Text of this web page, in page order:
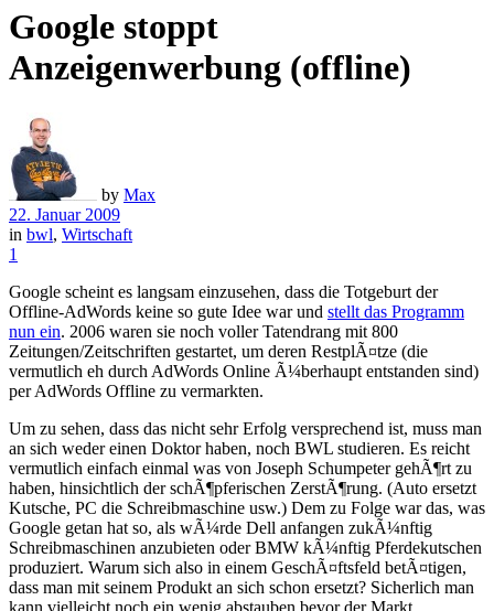
Google stoppt
Anzeigenwerbung (offline)
by Max
22. Januar 2009
in bwl, Wirtschaft
1
Google scheint es langsam einzusehen, dass die Totgeburt der
Offline-AdWords keine so gute Idee war und stellt das Programm
nun ein. 2006 waren sie noch voller Tatendrang mit 800
Zeitungen/Zeitschriften gestartet, um deren RestplÃ¤tze (die
vermutlich eh durch AdWords Online Ã¼berhaupt entstanden sind)
per AdWords Offline zu vermarkten.
Um zu sehen, dass das nicht sehr Erfolg versprechend ist, muss man
an sich weder einen Doktor haben, noch BWL studieren. Es reicht
vermutlich einfach einmal was von Joseph Schumpeter gehÃ¶rt zu
haben, hinsichtlich der schÃ¶pferischen ZerstÃ¶rung. (Auto ersetzt
Kutsche, PC die Schreibmaschine usw.) Dem zu Folge war das, was
Google getan hat so, als wÃ¼rde Dell anfangen zukÃ¼nftig
Schreibmaschinen anzubieten oder BMW kÃ¼nftig Pferdekutschen
produziert. Warum sich also in einem GeschÃ¤ftsfeld betÃ¤tigen,
dass man mit seinem Produkt an sich schon ersetzt? Sicherlich man
kann vielleicht noch ein wenig abstauben bevor der Markt